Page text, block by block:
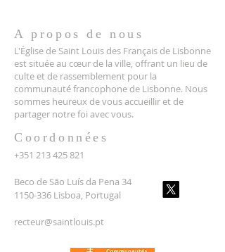
A propos de nous
L'Église de Saint Louis des Français de Lisbonne
est située au cœur de la ville, offrant un lieu de
culte et de rassemblement pour la
communauté francophone de Lisbonne. Nous
sommes heureux de vous accueillir et de
partager notre foi avec vous.
Coordonnées
+351 213 425 821
Beco de São Luís da Pena 34
1150-336 Lisboa, Portugal
recteur@saintlouis.pt